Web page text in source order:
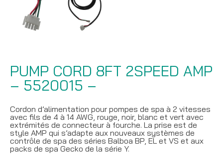
PUMP CORD 8FT 2SPEED AMP
– 5520015 –
Cordon d’alimentation pour pompes de spa à 2 vitesses
avec fils de 4 à 14 AWG, rouge, noir, blanc et vert avec
extrémités de connecteur à fourche. La prise est de
style AMP qui s’adapte aux nouveaux systèmes de
contrôle de spa des séries Balboa BP, EL et VS et aux
packs de spa Gecko de la série Y.